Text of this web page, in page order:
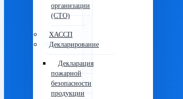
организации
(СТО)
ХАССП
Декларирование
Декларация
пожарной
безопасности
продукции